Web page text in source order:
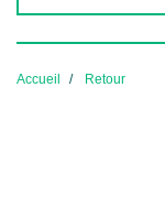
Accueil Retour